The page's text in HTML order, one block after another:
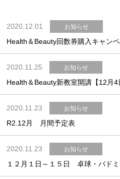
お問合せフォーム
交野市施設予約システム
2020.12.01 お知らせ
Health＆Beauty回数券購入キャン
2020.11.25 お知らせ
Health＆Beauty新教室開講【12月4
2020.11.23 お知らせ
R2.12月 月間予定表
2020.11.23 お知らせ
１２月１日～１５日 卓球・バド